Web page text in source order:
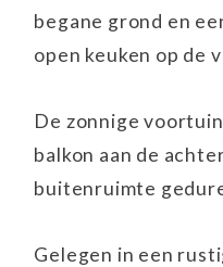
begane grond en
open keuken op de
De zonnige
balkon aan de
buitenruimte
Gelegen in een